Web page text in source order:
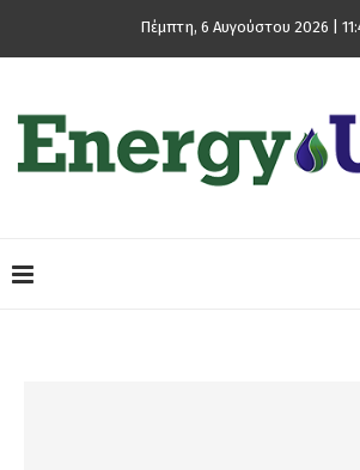
Πέμπτη, 6 Αυγούστου 2026 |